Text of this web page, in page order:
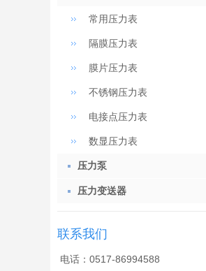
常用压力表
隔膜压力表
膜片压力表
不锈钢压力表
电接点压力表
数显压力表
压力泵
压力变送器
联系我们
电话：0517-86994588